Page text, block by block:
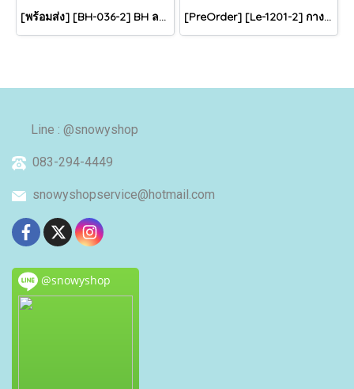
[พร้อมส่ง] [BH-036-2] BH ลองจอนซับขนกันหนาวชายสีเทาเข้ม รุ่นนี้ผ้านุ่มมากใส่กันหนาวติดลบได้เลย แนะนำค่ะ [PreOrder] [Le-1201-2] กางเกงลองจอนกันหนาวสีเทาเข้ม ซับขนกันหนาว ใส่ไว้ข้างในกันหนาวดีมาก
Line : @snowyshop
083-294-4449
snowyshopservice@hotmail.com
@snowyshop